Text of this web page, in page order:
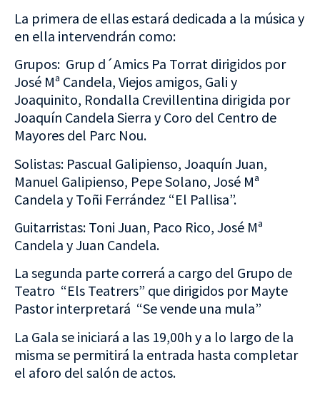
La primera de ellas estará dedicada a la música y
en ella intervendrán como:
Grupos: Grup d´Amics Pa Torrat dirigidos por
José Mª Candela, Viejos amigos, Gali y
Joaquinito, Rondalla Crevillentina dirigida por
Joaquín Candela Sierra y Coro del Centro de
Mayores del Parc Nou.
Solistas: Pascual Galipienso, Joaquín Juan,
Manuel Galipienso, Pepe Solano, José Mª
Candela y Toñi Ferrández “El Pallisa”.
Guitarristas: Toni Juan, Paco Rico, José Mª
Candela y Juan Candela.
La segunda parte correrá a cargo del Grupo de
Teatro “Els Teatrers” que dirigidos por Mayte
Pastor interpretará “Se vende una mula”
La Gala se iniciará a las 19,00h y a lo largo de la
misma se permitirá la entrada hasta completar
el aforo del salón de actos.